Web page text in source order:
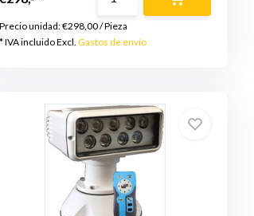
Precio unidad:€298,00/Pieza
* IVA incluido Excl.Gastos de envío